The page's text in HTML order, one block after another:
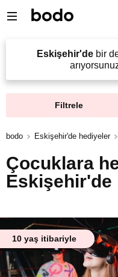
Eskişehir'debir
Filtrele
bodo Eskişehir'de hediyeler
Çocuklara
Eskişehir'de
10 yaş itibariyle